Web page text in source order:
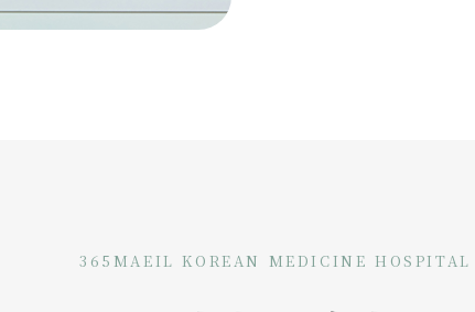
365MAEIL KOREAN MEDICINE HOSPITAL